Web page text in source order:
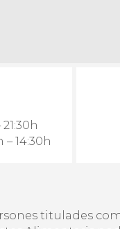
14:30h
titulades